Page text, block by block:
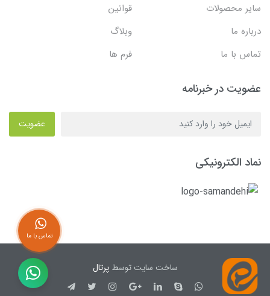
سایر محصولات
قوانین
درباره ما
وبلاگ
تماس با ما
فرم ها
عضویت در خبرنامه
عضویت
نماد الکترونیکی
ساخت سایت توسطپرتال
تماس با ما